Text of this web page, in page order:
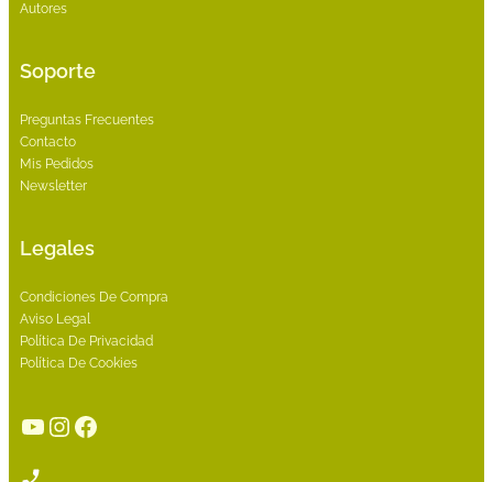
Autores
Soporte
Preguntas Frecuentes
Contacto
Mis Pedidos
Newsletter
Legales
Condiciones De Compra
Aviso Legal
Política De Privacidad
Política De Cookies
YouTube
Instagram
Facebook